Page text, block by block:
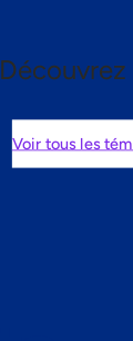
Voir tous les